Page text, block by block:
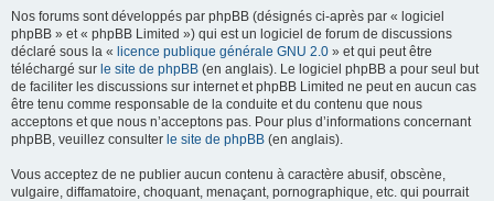
Nos forums sont développés par phpBB (désignés ci-après par « logiciel
phpBB » et « phpBB Limited ») qui est un logiciel de forum de discussions
déclaré sous la « licence publique générale GNU 2.0 » et qui peut être
téléchargé sur le site de phpBB (en anglais). Le logiciel phpBB a pour seul but
de faciliter les discussions sur internet et phpBB Limited ne peut en aucun cas
être tenu comme responsable de la conduite et du contenu que nous
acceptons et que nous n’acceptons pas. Pour plus d’informations concernant
phpBB, veuillez consulter le site de phpBB (en anglais).
Vous acceptez de ne publier aucun contenu à caractère abusif, obscène,
vulgaire, diffamatoire, choquant, menaçant, pornographique, etc. qui pourrait